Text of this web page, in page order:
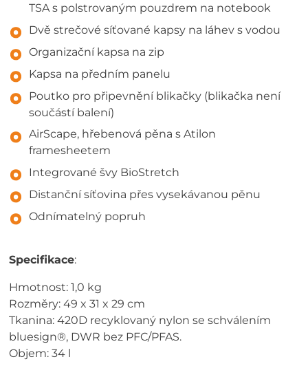
TSA s polstrovaným pouzdrem na notebook
Dvě strečové síťované kapsy na láhev s vodou
Organizační kapsa na zip
Kapsa na předním panelu
Poutko pro připevnění blikačky (blikačka není
součástí balení)
AirScape, hřebenová pěna s Atilon
framesheetem
Integrované švy BioStretch
Distanční síťovina přes vysekávanou pěnu
Odnímatelný popruh
Specifikace:
Hmotnost: 1,0 kg
Rozměry: 49 x 31 x 29 cm
Tkanina: 420D recyklovaný nylon se schválením
bluesign®, DWR bez PFC/PFAS.
Objem: 34 l